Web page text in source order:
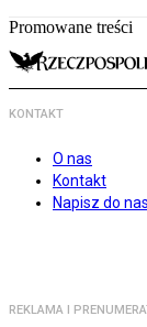
Promowane treści
KONTAKT
O nas
Kontakt
Napisz do nas
REKLAMA I